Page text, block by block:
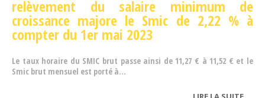
relèvement du salaire minimum de
croissance majore le Smic de 2,22 % à
compter du 1er mai 2023
Le taux horaire du SMIC brut passe ainsi de 11,27 € à 11,52 € et le
Smic brut mensuel est porté à...